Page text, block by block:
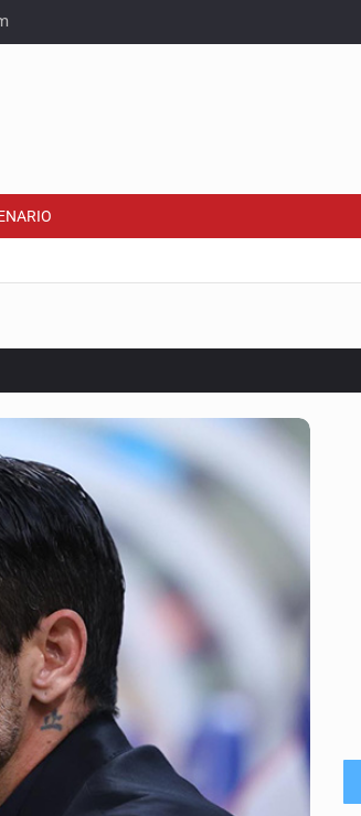
de EUA contra cárteles
lineamientos de fiscalización
afirma Lazos de Amor
y promete justicia
en desapariciones forzadas